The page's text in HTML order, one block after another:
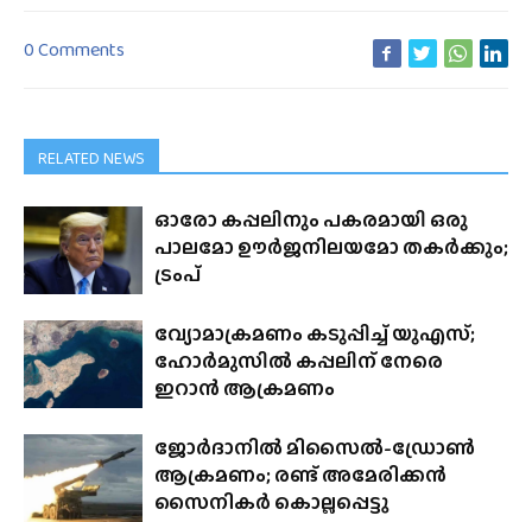
0 Comments
RELATED NEWS
ഓരോ കപ്പലിനും പകരമായി ഒരു
പാലമോ ഊർജനിലയമോ തകർക്കും;
ട്രംപ്
വ്യോമാക്രമണം കടുപ്പിച്ച് യുഎസ്;
ഹോർമുസിൽ കപ്പലിന് നേരെ
ഇറാൻ ആക്രമണം
ജോർദാനിൽ മിസൈൽ-ഡ്രോൺ
ആക്രമണം; രണ്ട് അമേരിക്കൻ
സൈനികർ കൊല്ലപ്പെട്ടു